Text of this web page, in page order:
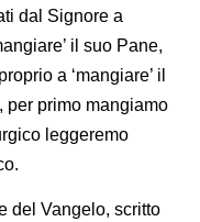
dal Signore a
il suo Pane,
a ‘mangiare’ il
per primo mangiamo
leggeremo
del Vangelo, scritto